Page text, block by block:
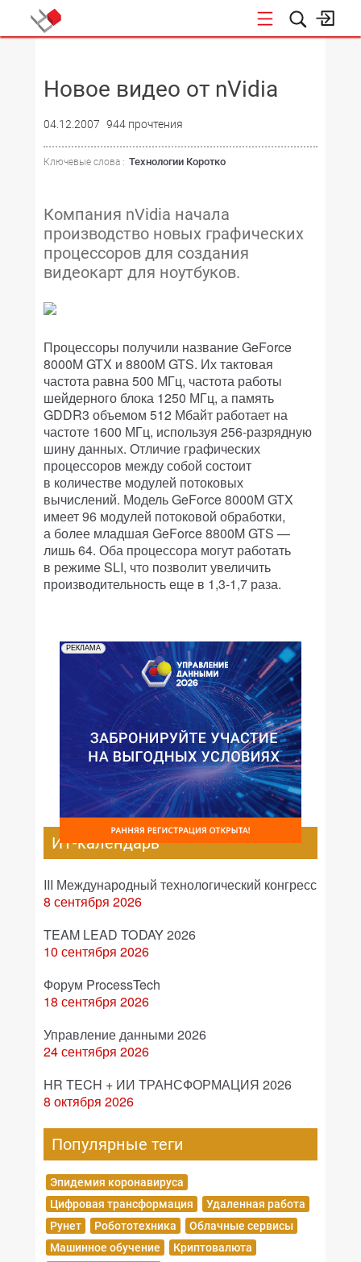
Новое видео от nVidia
04.12.2007 944 прочтения
Ключевые слова : Технологии Коротко
Компания nVidia начала
производство новых графических
процессоров для создания
видеокарт для ноутбуков.
Процессоры получили название GeForce
8000M GTX и 8800M GTS. Их тактовая
частота равна 500 МГц, частота работы
шейдерного блока 1250 МГц, а память
GDDR3 объемом 512 Мбайт работает на
частоте 1600 МГц, используя 256-разрядную
шину данных. Отличие графических
процессоров между собой состоит
в количестве модулей потоковых
вычислений. Модель GeForce 8000M GTX
имеет 96 модулей потоковой обработки,
а более младшая GeForce 8800M GTS —
лишь 64. Оба процессора могут работать
в режиме SLI, что позволит увеличить
производительность еще в 1,3-1,7 раза.
РЕКЛАМА
ИТ-календарь
III Международный технологический конгресс
8 сентября 2026
TEAM LEAD TODAY 2026
10 сентября 2026
Форум ProcessTech
18 сентября 2026
Управление данными 2026
24 сентября 2026
HR TECH + ИИ ТРАНСФОРМАЦИЯ 2026
8 октября 2026
Популярные теги
Эпидемия коронавируса
Цифровая трансформация
Удаленная работа
Рунет
Робототехника
Облачные сервисы
Машинное обучение
Криптовалюта